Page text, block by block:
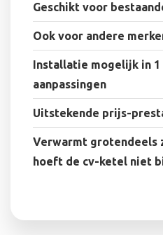
Geschikt voor
Ook voor andere
Installatie mogelijk in
aanpassingen
Uitstekende prijs-
Verwarmt grotendeels
hoeft de cv-ketel niet